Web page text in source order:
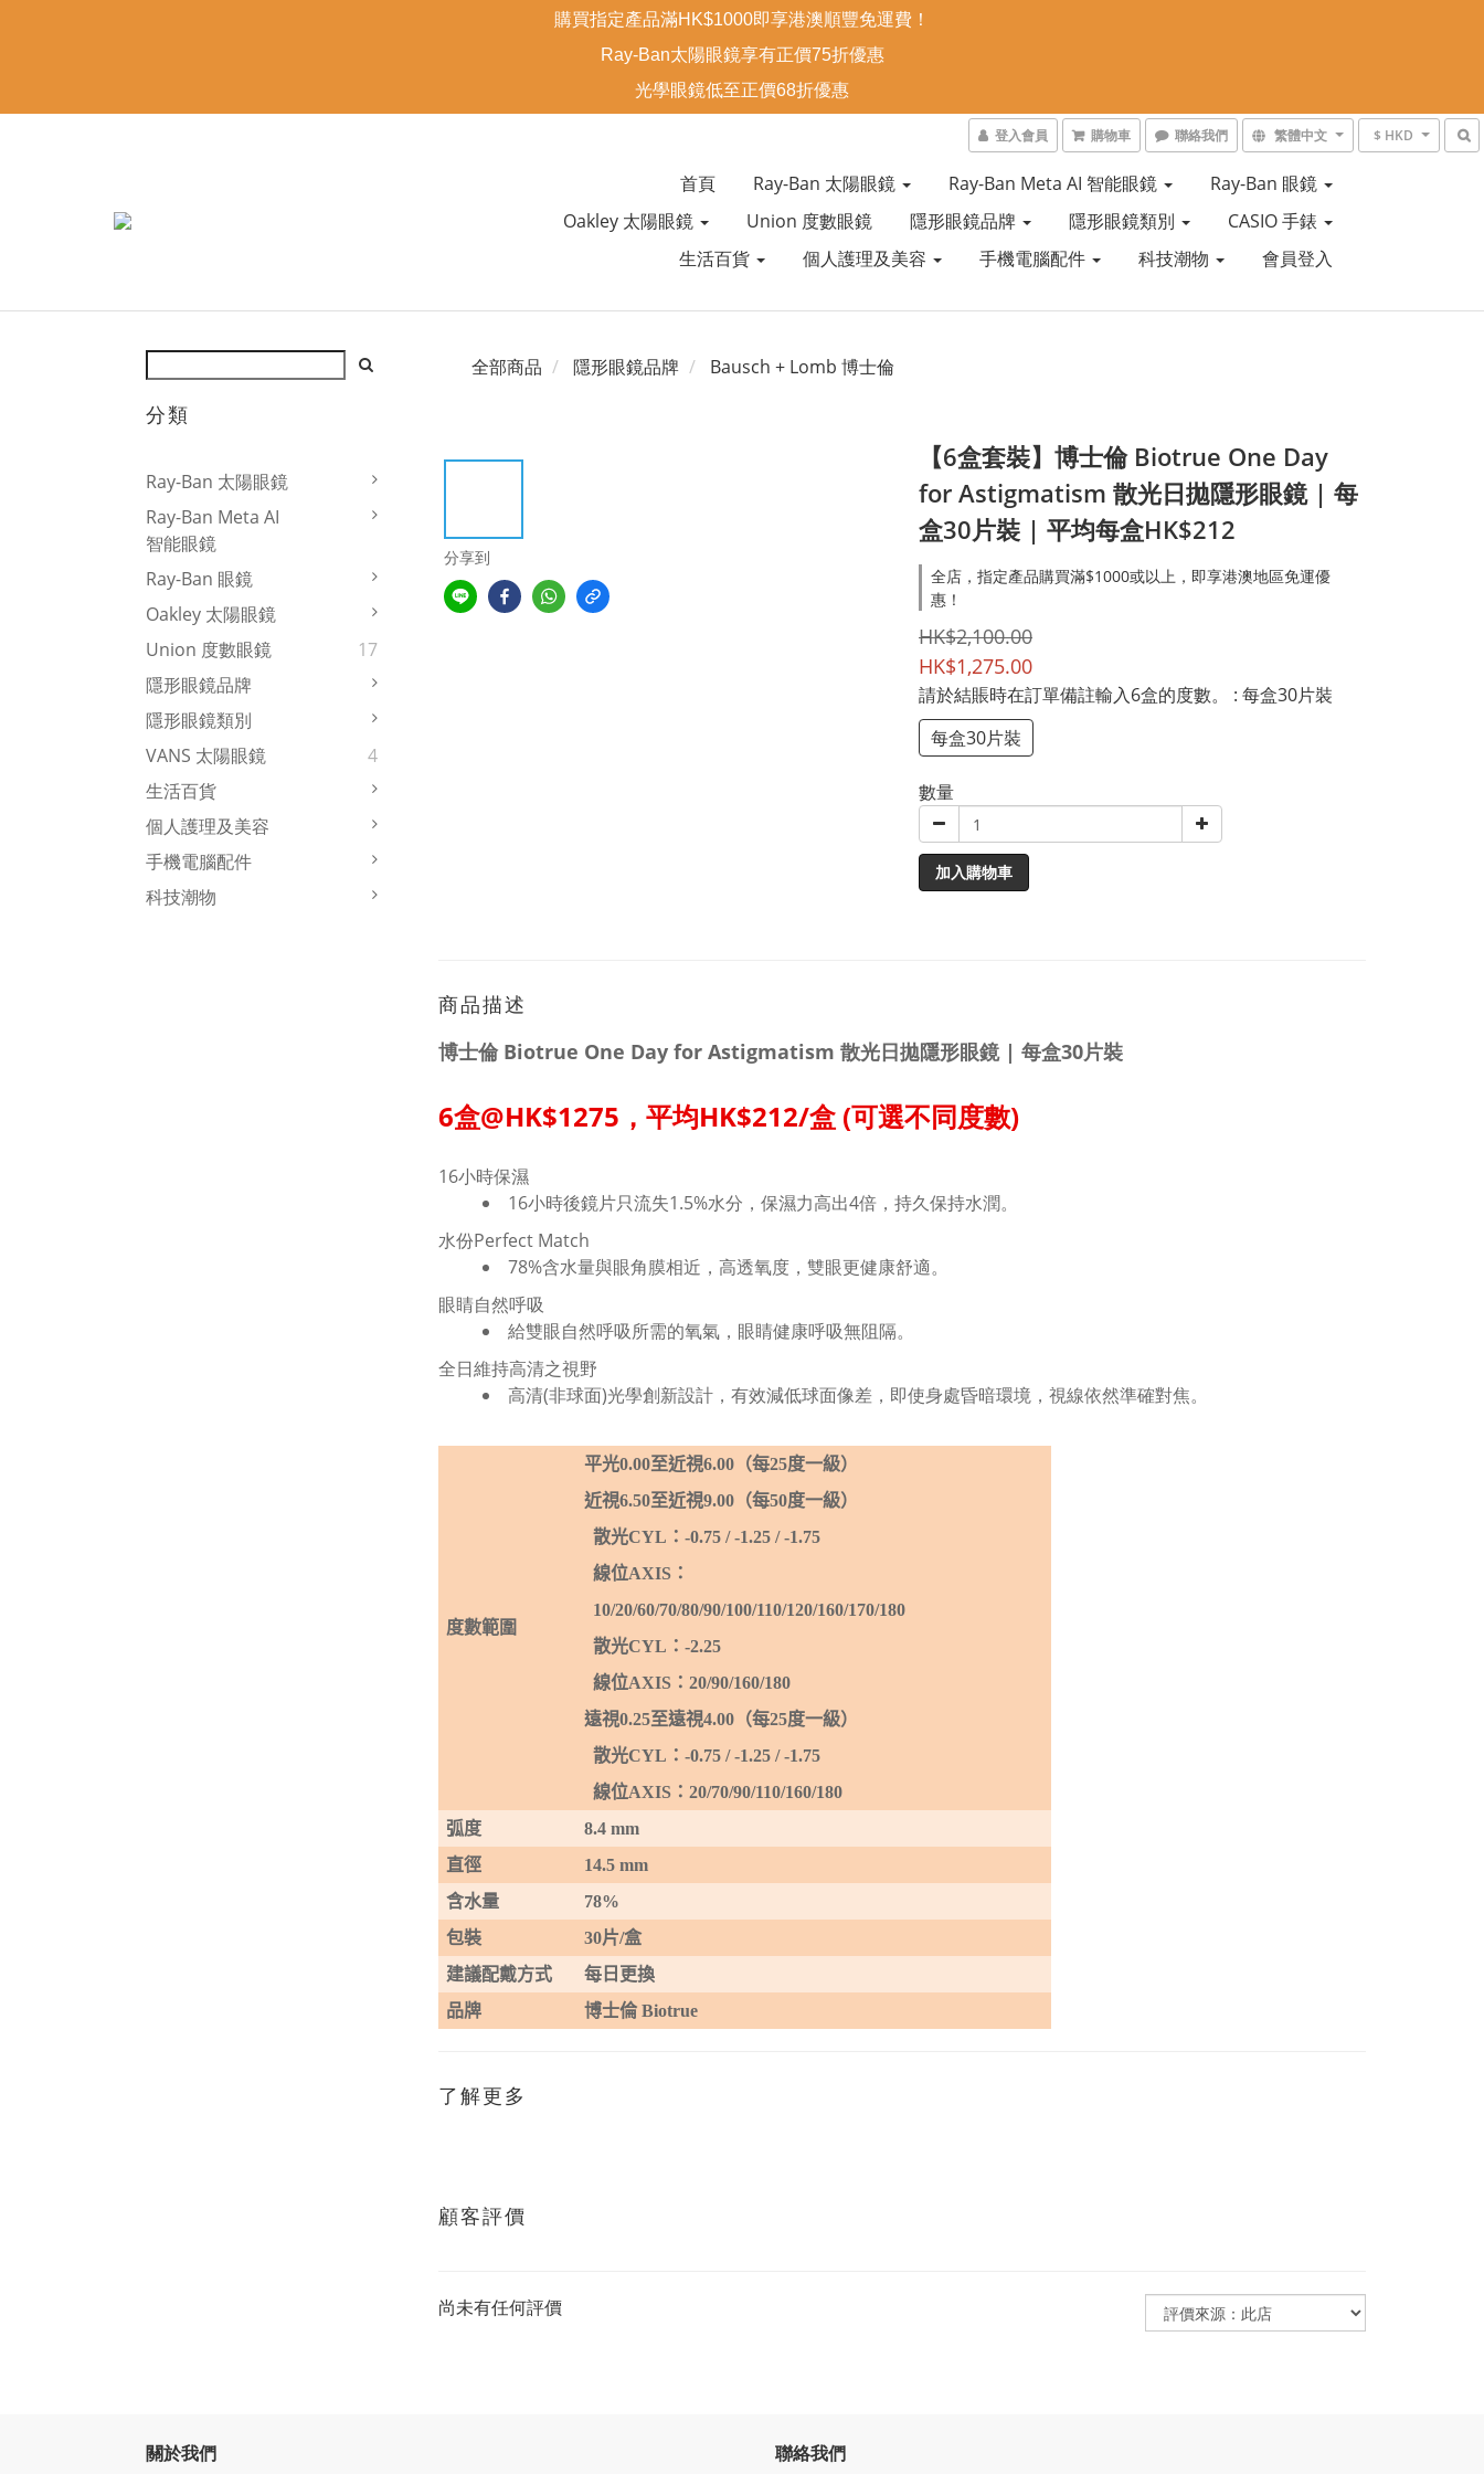
登入會員 購物車 聯絡我們 繁體中文 $ HKD
首頁 Ray-Ban 太陽眼鏡 Ray-Ban Meta AI 智能眼鏡
Ray-Ban 眼鏡
Oakley 太陽眼鏡
Union 度數眼鏡 隱形眼鏡品牌 隱形眼鏡類別
CASIO 手錶
生活百貨
個人護理及美容 手機電腦配件 科技潮物 會員登入
分類
Ray-Ban 太陽眼鏡
Ray-Ban Meta AI
智能眼鏡
Ray-Ban 眼鏡
Oakley 太陽眼鏡
Union 度數眼鏡
17
隱形眼鏡品牌
隱形眼鏡類別
VANS 太陽眼鏡
4
生活百貨
個人護理及美容
手機電腦配件
科技潮物
全部商品 隱形眼鏡品牌 Bausch + Lomb 博士倫
分享到
【6盒套裝】博士倫 Biotrue One Day
for Astigmatism 散光日拋隱形眼鏡 | 每
盒30片裝 | 平均每盒HK$212
全店，指定產品購買滿$1000或以上，即享港澳地區免運優
惠！
HK$2,100.00
HK$1,275.00
請於結賬時在訂單備註輸入6盒的度數。 : 每盒30片裝
每盒30片裝
數量
加入購物車
商品描述
博士倫 Biotrue One Day for Astigmatism 散光日拋隱形眼鏡| 每盒30片裝
6盒@HK$1275，平均HK$212/盒 (可選不同度數)
16小時保濕
16小時後鏡片只流失1.5%水分，保濕力高出4倍，持久保持水潤。
水份Perfect Match
78%含水量與眼角膜相近 ，高透氧度，雙眼更健康舒適。
眼睛自然呼吸
給雙眼自然呼吸所需的氧氣 ，眼睛健康呼吸無阻隔。
全日維持高清之視野
高清(非球面)光學創新設計，有效減低球面像差，即使身處昏暗環境，視線依然準確對焦。
度數範圍
平光0.00至近視6.00 （每25度一級）
近視6.50至近視9.00 （每50度一級）
散光CYL ：-0.75 / -1.25 / -1.75
線位AXIS ：
10/20/60/70/80/90/100/110/120/160/170/180
散光CYL ：-2.25
線位AXIS ：20/90/160/180
遠視0.25至遠視4.00 （每25度一級）
散光CYL ：-0.75 / -1.25 / -1.75
線位AXIS ：20/70/90/110/160/180
弧度
8.4 mm
直徑
14.5 mm
含水量
78%
包裝
30片/盒
建議配戴方式
每日更換
品牌
博士倫 Biotrue
了解更多
顧客評價
尚未有任何評價
關於我們 聯絡我們
購買指定產品滿HK$1000即享港澳順豐免運費！
Ray-Ban太陽眼鏡享有正價75折優惠
光學眼鏡低至正價68折優惠